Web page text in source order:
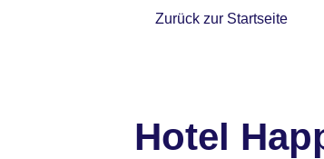
Zurück zur Startseite
Hotel